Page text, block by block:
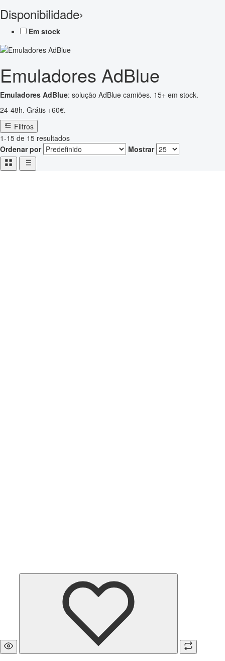
Disponibilidade›
Em stock
Emuladores AdBlue
Emuladores AdBlue: solução AdBlue camiões. 15+ em stock.
24-48h. Grátis +60€.
Filtros
1-15 de 15 resultados
Ordenar por
Mostrar